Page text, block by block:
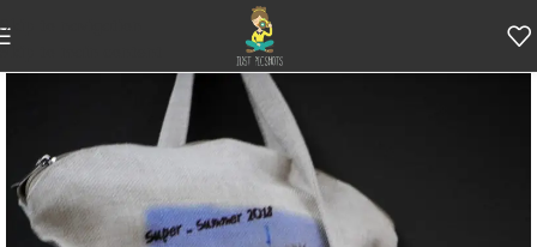
Skip to navigation
Skip to main content